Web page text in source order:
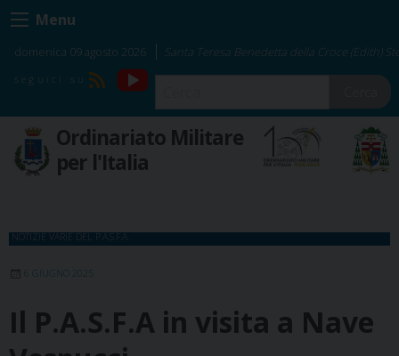
Skip
to
content
Menu
domenica 09 agosto 2026 Santa Teresa Benedetta della Croce (Edith)
RSS
YouTube
Ordinariato Militare
per l'Italia
NOTIZIE VARIE DEL P.A.S.F.A.
6 GIUGNO 2025
Il P.A.S.F.A in visita a Nave